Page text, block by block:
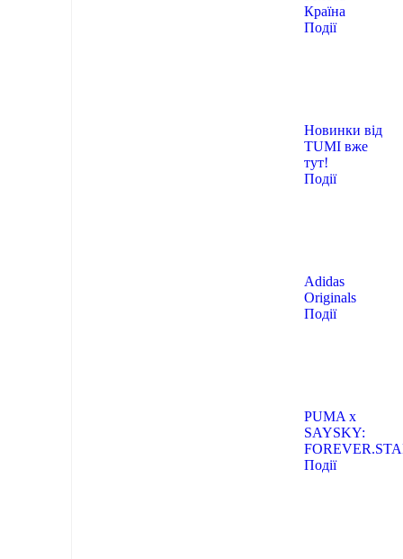
Країна
Події
Новинки від
TUMI вже
тут!
Події
Adidas
Originals
Події
PUMA x
SAYSKY:
Події